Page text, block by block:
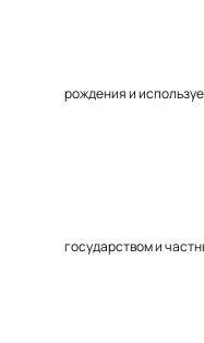
рождения и
государством и